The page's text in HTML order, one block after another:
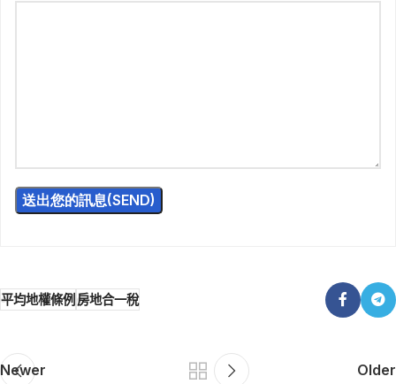
平均地權條例 房地合一稅
Newer Older